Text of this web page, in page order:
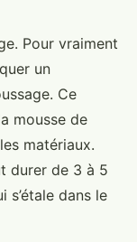
Pour vraiment
un
Ce
mousse de
matériaux.
durer de 3 à 5
s’étale dans le